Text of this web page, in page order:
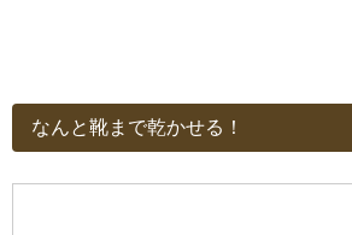
なんと靴まで乾かせる！